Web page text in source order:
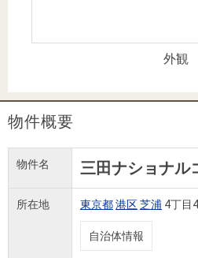
ック）
外観
物件概要
物件名 三田ナショナル
所在地 東京都港区芝浦 4丁目
自治体情報